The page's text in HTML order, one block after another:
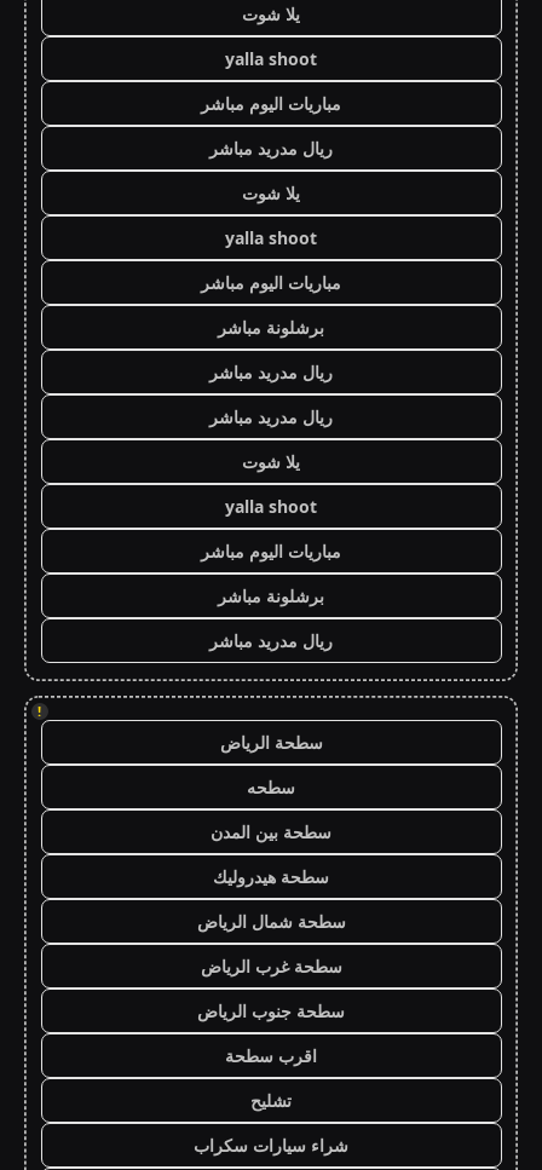
يلا شوت
yalla shoot
مباريات اليوم مباشر
ريال مدريد مباشر
يلا شوت
yalla shoot
مباريات اليوم مباشر
برشلونة مباشر
ريال مدريد مباشر
ريال مدريد مباشر
يلا شوت
yalla shoot
مباريات اليوم مباشر
برشلونة مباشر
ريال مدريد مباشر
!
سطحة الرياض
سطحه
سطحة بين المدن
سطحة هيدروليك
سطحة شمال الرياض
سطحة غرب الرياض
سطحة جنوب الرياض
اقرب سطحة
تشليح
شراء سيارات سكراب